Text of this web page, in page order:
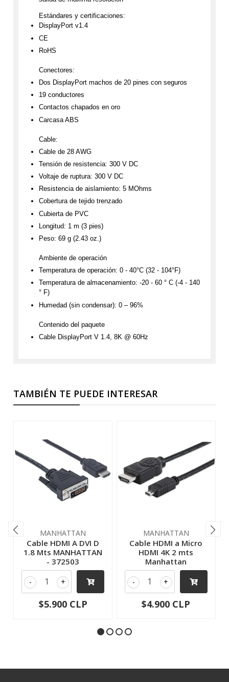
Estándares y certificaciones:
DisplayPort v1.4
CE
RoHS
Conectores:
Dos DisplayPort machos de 20 pines con seguros
19 conductores
Contactos chapados en oro
Carcasa ABS
Cable:
Cable de 28 AWG
Tensión de resistencia: 300 V DC
Voltaje de ruptura: 300 V DC
Resistencia de aislamiento: 5 MOhms
Cobertura de tejido trenzado
Cubierta de PVC
Longitud: 1 m (3 pies)
Peso: 69 g (2.43 oz.)
Ambiente de operación
Temperatura de operación: 0 - 40°C (32 - 104°F)
Temperatura de almacenamiento: -20 - 60 ° C (-4 - 140
° F)
Humedad (sin condensar): 0 – 96%
Contenido del paquete
Cable DisplayPort V 1.4, 8K @ 60Hz
TAMBIÉN TE PUEDE INTERESAR
MANHATTAN
Cable HDMI A DVI D
1.8 Mts MANHATTAN
- 372503
+
-
$5.900 CLP
MANHATTAN
Cable HDMI a Micro
HDMI 4K 2 mts
Manhattan
+
-
$4.900 CLP